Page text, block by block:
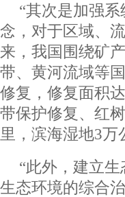
“其次是加强
念，对于区域、
来，我国围绕矿
带、黄河流域等
修复，修复面积
带保护修复、红
里，滨海湿地3万
“此外，建立
生态环境的综合